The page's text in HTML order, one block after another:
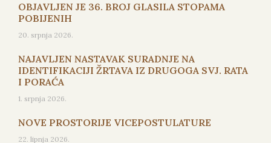
OBJAVLJEN JE 36. BROJ GLASILA STOPAMA
POBIJENIH
20. srpnja 2026.
NAJAVLJEN NASTAVAK SURADNJE NA
IDENTIFIKACIJI ŽRTAVA IZ DRUGOGA SVJ. RATA
I PORAĆA
1. srpnja 2026.
NOVE PROSTORIJE VICEPOSTULATURE
22. lipnja 2026.